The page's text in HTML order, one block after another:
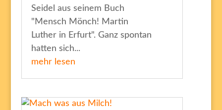
Seidel aus seinem Buch
"Mensch Mönch! Martin
Luther in Erfurt". Ganz spontan
hatten sich...
mehr lesen